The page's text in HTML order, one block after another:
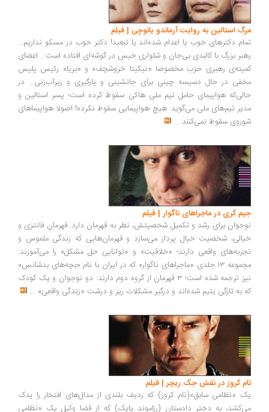
مرگ استالین به روایت آرماندو یانوچی | فیلم
تمام دکترهای خوب یا اعدام شده‌اند یا تبعید! دکتر خوب در مسکو نداریم...
رهبر بزرگ با کالبدی بی‌جان و شلواری خیس در گوشه‌ای افتاده است... اعضای
کمیته‌ی رهبری حزب مخصوصا «نیکیتا خروشچف» و «بریا» رئیس پلیس
مخفی در حال دسیسه چینی برای جانشینی و یارگیری و زیرآب‌زنی... در
حالی‌که هواپیمای حامل تیم ملی هاکی سقوط کرده است؛ پسر استالین و
مدیر تیم‌های ملی می‌گوید: هیچ هواپیمایی سقوط نکرده! اصولا هواپیماهای
شوروی سقوط نمی‌کنند ...
جیم کری در ماجراهای ناگوار | فیلم
نوجوان برای رشد و تکمیل شخصیتش، نظر به قهرمان دارد. قهرمانِ فانتزی و
خیالی، شخصیت خیال پرداز می‌سازد و قهرمان‌هایی که زندگی ملموس و
تجربه‌های واقعی دارند؛ «خلاقیت» و «توانایی حل مشکل» را می‌آموزند.
مجموعه ۱۳ جلدی «ماجراهای ناگوار» که در ایران با نام «بچه‌های بدشانس»
نیز ترجمه شده‌ است؛ ۳ قهرمان از گروه دوم دارند: دو نوجوان و یک کودک
که به تازگی یتیم شده‌اند و درگیر مشکلات ریز و درشت «زندگی واقعی» ...
تام کروز در نقش جک ریچر | فیلم
یک «نظامی سابق»(تام کروز) که ردیف بلندی از مدال‌های افتخار را یدک
می‌کشد، به دختر دادستان (رزاموند پایک) که از قضا وکیل یک «نظامی